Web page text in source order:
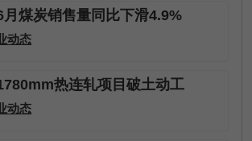
月煤炭销售量同比下滑4.9%
动态
热连轧项目破土动工
动态